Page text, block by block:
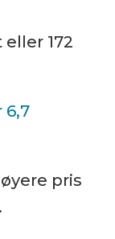
172
pris